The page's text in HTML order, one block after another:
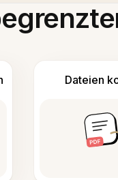
Dateien